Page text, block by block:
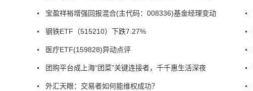
宝盈祥裕增强回报混合(主代码：008336)基金经理变动
钢铁ETF（515210）下跌7.27%
医疗ETF(159828)异动点评
团购平台成上海“团菜”关键连接者，千千惠生活深夜
外汇天眼：交易者如何能维权成功？